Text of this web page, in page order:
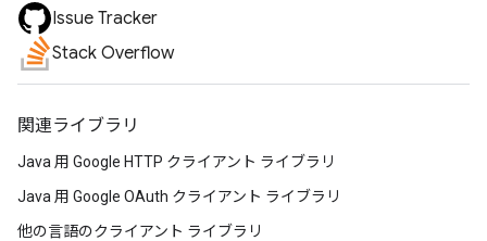
Issue Tracker
Stack Overflow
関連ライブラリ
Java 用 Google HTTP クライアント ライブラリ
Java 用 Google OAuth クライアント ライブラリ
他の言語のクライアント ライブラリ